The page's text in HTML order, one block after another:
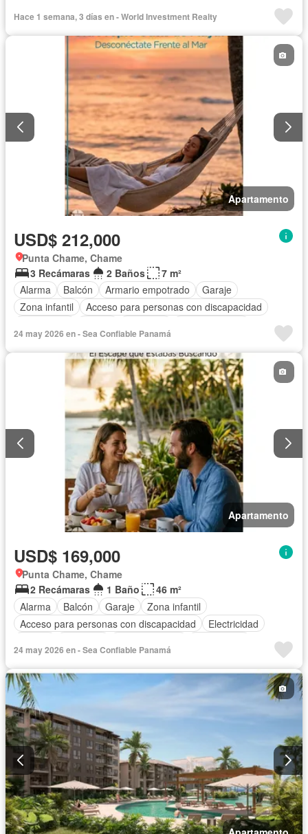
Hace 1 semana, 3 días en - World Investment Realty
Apartamento
USD$ 212,000
Punta Chame, Chame
3 Recámaras
2 Baños
7 m²
Alarma
Balcón Armario empotrado
Garaje
Zona infantil
Acceso para personas con discapacidad
Gas natural
Vista panorámica
24 may 2026 en - Sea Confiable Panamá
Apartamento
USD$ 169,000
Punta Chame, Chame
2 Recámaras
1 Baño
46 m²
Alarma
Balcón Garaje
Zona infantil
Acceso para personas con discapacidad
Electricidad
Vista panorámica
Seguridad Piscina
24 may 2026 en - Sea Confiable Panamá